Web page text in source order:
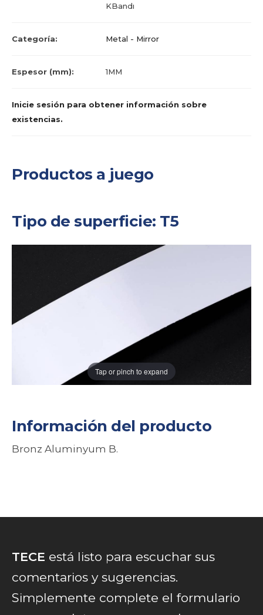
KBandı
Categoría: Metal - Mirror
Espesor (mm): 1MM
Inicie sesión para obtener información sobre
existencias.
Productos a juego
Tipo de superficie: T5
Tap or pinch to expand
Información del producto
Bronz Aluminyum B.
TECE está listo para escuchar sus
comentarios y sugerencias.
Simplemente complete el formulario